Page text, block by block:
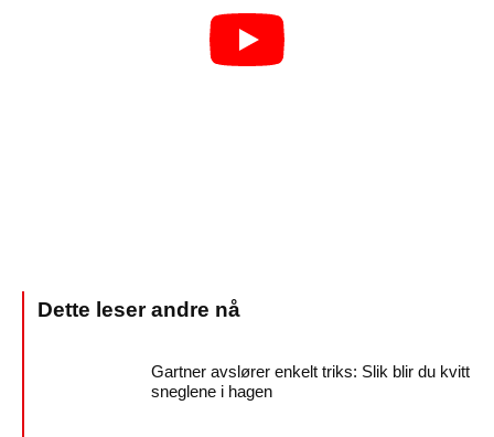
Gartner avslører enkelt triks: Slik blir du kvitt
sneglene i hagen